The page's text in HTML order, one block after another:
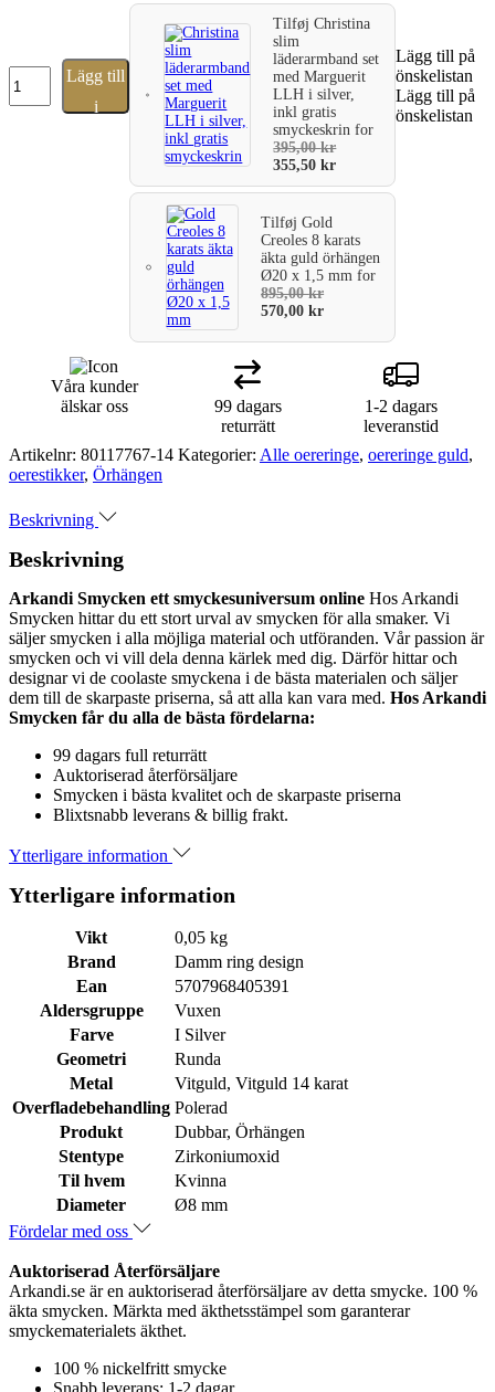
Støvring
öronproppar
Lägg till
i
TilføjChristina
slim
läderarmband set
med Marguerit
LLH i silver,
inkl gratis
smyckeskrinfor
395,00kr
355,50kr
TilføjGold
Creoles 8 karats
äkta guld örhängen
Ø20 x 1,5 mmfor
895,00kr
570,00kr
Lägg till på
önskelistan
Lägg till på
önskelistan
Våra kunder
älskar oss
99 dagars
returrätt
1-2 dagars
leveranstid
Artikelnr: 80117767-14 Kategorier: Alle oereringe, oereringe guld,
oerestikker, Örhängen
Beskrivning
Beskrivning
Arkandi Smycken ett smyckesuniversum online Hos Arkandi
Smycken hittar du ett stort urval av smycken för alla smaker. Vi
säljer smycken i alla möjliga material och utföranden. Vår passion är
smycken och vi vill dela denna kärlek med dig. Därför hittar och
designar vi de coolaste smyckena i de bästa materialen och säljer
dem till de skarpaste priserna, så att alla kan vara med. Hos Arkandi
Smycken får du alla de bästa fördelarna:
99 dagars full returrätt
Auktoriserad återförsäljare
Smycken i bästa kvalitet och de skarpaste priserna
Blixtsnabb leverans & billig frakt.
Ytterligare information
Ytterligare information
Vikt
0,05 kg
Brand
Damm ring design
Ean
5707968405391
Aldersgruppe
Vuxen
Farve
I Silver
Geometri
Runda
Metal
Vitguld, Vitguld 14 karat
Overfladebehandling Polerad
Produkt
Dubbar, Örhängen
Stentype
Zirkoniumoxid
Til hvem
Kvinna
Diameter
Ø8 mm
Fördelar med oss
Auktoriserad Återförsäljare
Arkandi.se är en auktoriserad återförsäljare av detta smycke. 100 %
äkta smycken. Märkta med äkthetsstämpel som garanterar
smyckematerialets äkthet.
100 % nickelfritt smycke
Snabb leverans: 1-2 dagar